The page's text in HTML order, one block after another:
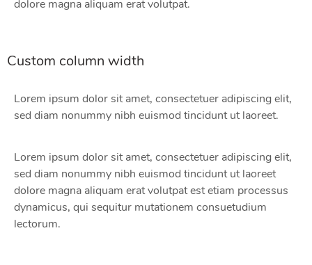
dolore magna aliquam erat volutpat.
Custom column width
Lorem ipsum dolor sit amet, consectetuer adipiscing elit,
sed diam nonummy nibh euismod tincidunt ut laoreet.
Lorem ipsum dolor sit amet, consectetuer adipiscing elit,
sed diam nonummy nibh euismod tincidunt ut laoreet
dolore magna aliquam erat volutpat est etiam processus
dynamicus, qui sequitur mutationem consuetudium
lectorum.